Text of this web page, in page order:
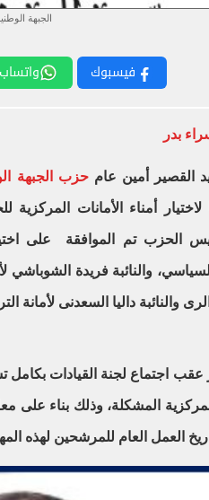
الجبهة
فيسبوك واتساب
بدر
القصير أمين عام حزب الجبهة
لاختيار أمناء الأمانات
الحزب تم الموافقة على
والنائبة فريدة الشوباشي
والنائبة داليا السعدنى لأمانة
عقب اجتماع لجنة القيادات بكامل
المشكلة، وذلك بناء على
العمل العام للمرشحين لهذه